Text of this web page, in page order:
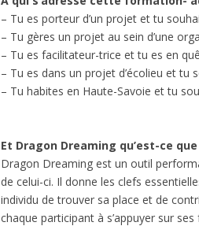
– Tu es porteur d’un projet et tu
– Tu gères un projet au sein d’une
– Tu es facilitateur-trice et tu es en
– Tu es dans un projet d’écolieu et tu
– Tu habites en Haute-Savoie et tu
Et Dragon Dreaming qu’est-ce que
Dragon Dreaming est un outil
de celui-ci. Il donne les clefs
individu de trouver sa place et de
chaque participant à s’appuyer sur